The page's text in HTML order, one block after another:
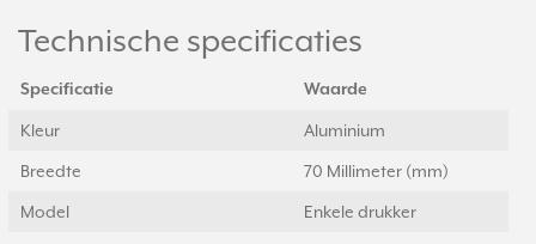
Technische specificaties
Specificatie Waarde
Kleur Aluminium
Breedte 70 Millimeter (mm)
Model Enkele drukker